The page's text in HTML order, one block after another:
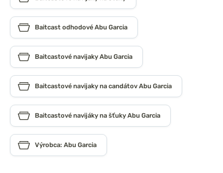
Baitcast odhodové Abu Garcia
Baitcastové navijaky Abu Garcia
Baitcastové navijaky na candátov Abu Garcia
Baitcastové navijáky na šťuky Abu Garcia
Výrobca: Abu Garcia